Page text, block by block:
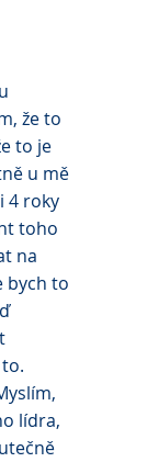
že to
to je
u mě
4 roky
toho
na
bych to
lídra,